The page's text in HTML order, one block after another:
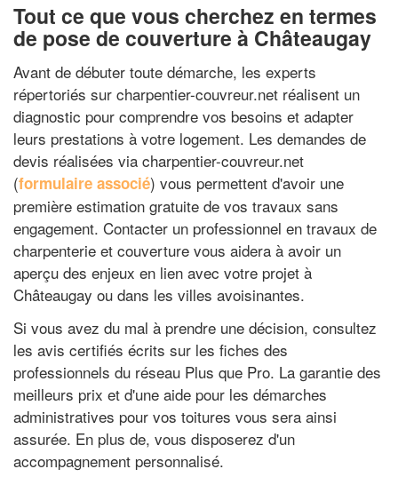
Tout ce que vous cherchez en termes
de pose de couverture à Châteaugay
Avant de débuter toute démarche, les experts
répertoriés sur charpentier-couvreur.net réalisent un
diagnostic pour comprendre vos besoins et adapter
leurs prestations à votre logement. Les demandes de
devis réalisées via charpentier-couvreur.net
(formulaire associé) vous permettent d'avoir une
première estimation gratuite de vos travaux sans
engagement. Contacter un professionnel en travaux de
charpenterie et couverture vous aidera à avoir un
aperçu des enjeux en lien avec votre projet à
Châteaugay ou dans les villes avoisinantes.
Si vous avez du mal à prendre une décision, consultez
les avis certifiés écrits sur les fiches des
professionnels du réseau Plus que Pro. La garantie des
meilleurs prix et d'une aide pour les démarches
administratives pour vos toitures vous sera ainsi
assurée. En plus de, vous disposerez d'un
accompagnement personnalisé.